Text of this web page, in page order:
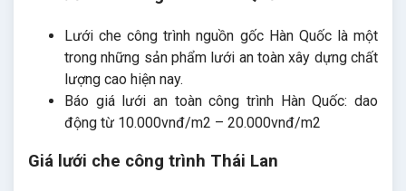
Lưới che công trình nguồn gốc Hàn Quốc là một
trong những sản phẩm lưới an toàn xây dựng chất
lượng cao hiện nay.
Báo giá lưới an toàn công trình Hàn Quốc: dao
động từ 10.000vnđ/m2 – 20.000vnđ/m2
Giá lưới che công trình Thái Lan